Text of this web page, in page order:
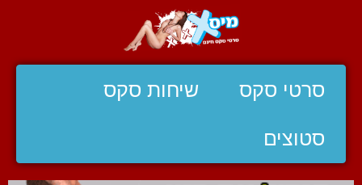
סרטי סקס שיחות סקס
סטוצים